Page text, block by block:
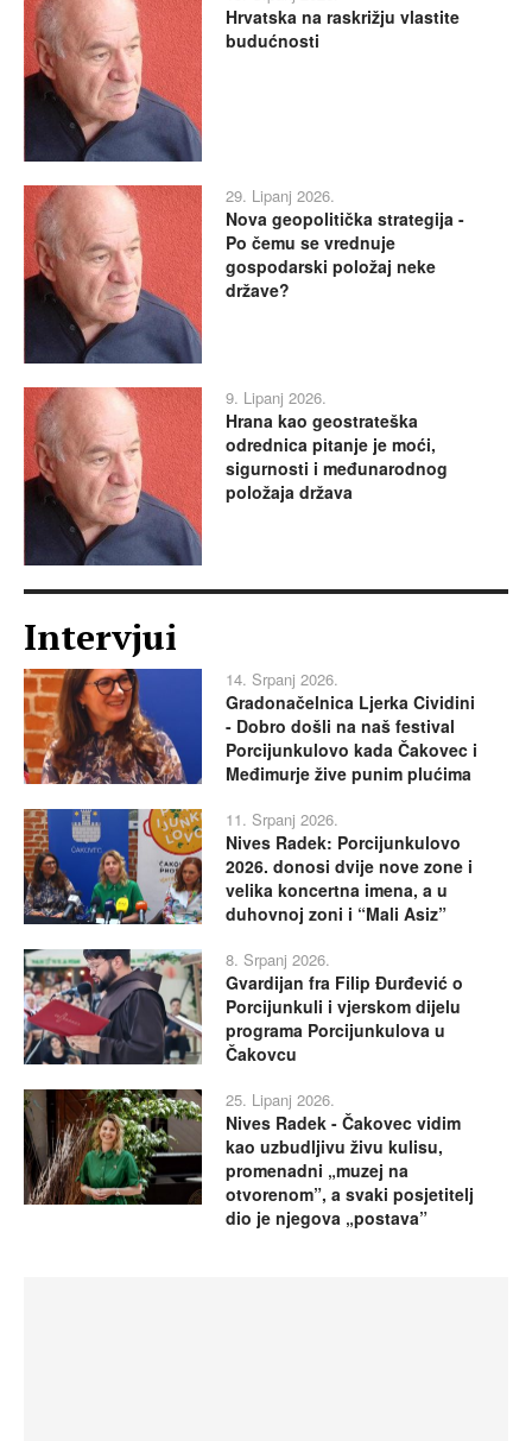
Hrvatska na raskrižju vlastite
budućnosti
29. Lipanj 2026.
Nova geopolitička strategija -
Po čemu se vrednuje
gospodarski položaj neke
države?
9. Lipanj 2026.
Hrana kao geostrateška
odrednica pitanje je moći,
sigurnosti i međunarodnog
položaja država
Intervjui
14. Srpanj 2026.
Gradonačelnica Ljerka Cividini
- Dobro došli na naš festival
Porcijunkulovo kada Čakovec i
Međimurje žive punim plućima
11. Srpanj 2026.
Nives Radek: Porcijunkulovo
2026. donosi dvije nove zone i
velika koncertna imena, a u
duhovnoj zoni i “Mali Asiz”
8. Srpanj 2026.
Gvardijan fra Filip Đurđević o
Porcijunkuli i vjerskom dijelu
programa Porcijunkulova u
Čakovcu
25. Lipanj 2026.
Nives Radek - Čakovec vidim
kao uzbudljivu živu kulisu,
promenadni „muzej na
otvorenom”, a svaki posjetitelj
dio je njegova „postava”